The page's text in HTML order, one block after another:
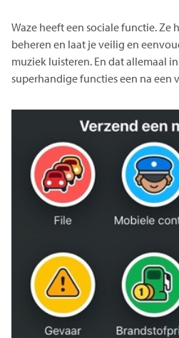
Waze heeft een sociale functie. Ze
beheren en laat je veilig en
muziek luisteren. En dat allemaal
superhandige functies een na een